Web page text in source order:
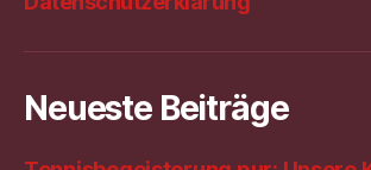
Neueste Beiträge